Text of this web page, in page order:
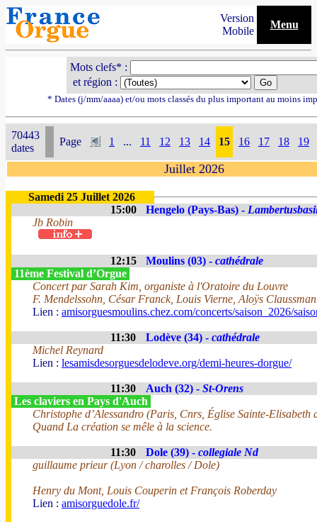
Version
Mobile
Menu
Mots clefs* :
et région :
* Dates (j/mm/aaaa) et/ou mots classés du plus important au moins
70443
dates
Page 1 ... 11 12 13 14 15 16 17 18 19
Juillet 2026
Samedi 25 Juillet 2026
15:00
Hengelo (Pays-Bas) -
Jb Robin
12:15 Moulins (03) - cathédrale
11ème Festival d’Orgue
Concert par Sarah Kim, organiste à l'Oratoire du Louvre
F. Mendelssohn, César Franck, Louis Vierne, Aloÿs
Lien : amisorguesmoulins.chez.com/concerts/saison_2026/
11:30 Lodève (34) - cathédrale
Michel Reynard
Lien : lesamisdesorguesdelodeve.org/demi-heures-dorgue/
11:30 Auch (32) - St-Orens
Les claviers en Pays d'Auch
Christophe d’Alessandro (Paris, Cnrs, Église Sainte-Elisabeth
Quand La création se mêle à la science.
11:30 Dole (39) - collegiale Nd
guillaume prieur (Lyon / charolles / Dole)
Henry du Mont, Louis Couperin et François Roberday
Lien : amisorguedole.fr/